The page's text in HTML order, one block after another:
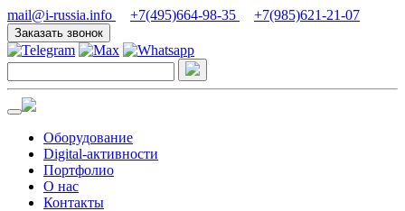
mail@i-russia.info +7(495)664-98-35 +7(985)621-21-07
Заказать звонок
Оборудование
Digital-активности
Портфолио
О нас
Контакты